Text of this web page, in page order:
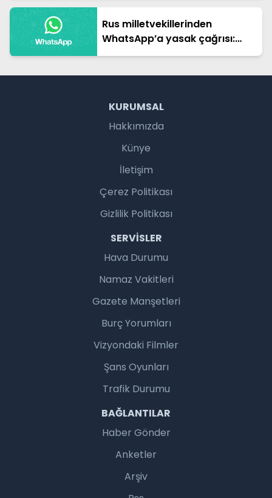
Rus milletvekillerinden
WhatsApp’a yasak çağrısı:
Ulusal güvenlik tehlikede
KURUMSAL
Hakkımızda
Künye
İletişim
Çerez Politikası
Gizlilik Politikası
SERVISLER
Hava Durumu
Namaz Vakitleri
Gazete Manşetleri
Burç Yorumları
Vizyondaki Filmler
Şans Oyunları
Trafik Durumu
BAĞLANTILAR
Haber Gönder
Anketler
Arşiv